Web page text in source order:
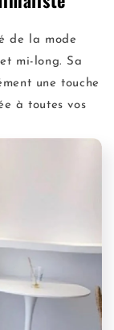
de la mode
mi-long. Sa
une touche
à toutes vos